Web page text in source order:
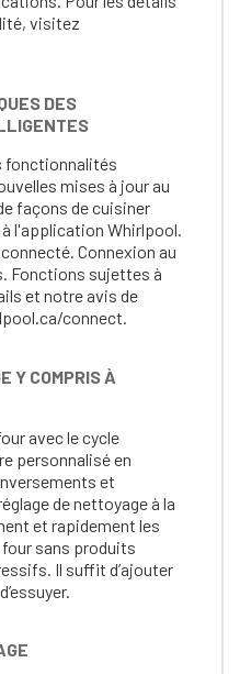
visitez
DES
fonctionnalités
mises à jour au
façons de cuisiner
l'application Whirlpool.
Connexion au
Fonctions sujettes à
et notre avis de
connect.
Y COMPRIS À
avec le cycle
personnalisé en
et
de nettoyage à la
et rapidement les
four sans produits
Il suffit d’ajouter